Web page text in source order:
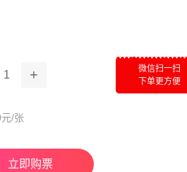
1 +
微信扫一扫
下单更方便
元/张
立即购票